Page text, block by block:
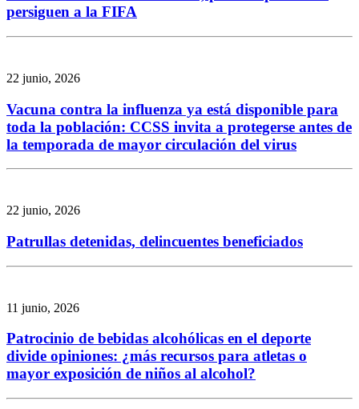
persiguen a la FIFA
22 junio, 2026
Vacuna contra la influenza ya está disponible para
toda la población: CCSS invita a protegerse antes de
la temporada de mayor circulación del virus
22 junio, 2026
Patrullas detenidas, delincuentes beneficiados
11 junio, 2026
Patrocinio de bebidas alcohólicas en el deporte
divide opiniones: ¿más recursos para atletas o
mayor exposición de niños al alcohol?